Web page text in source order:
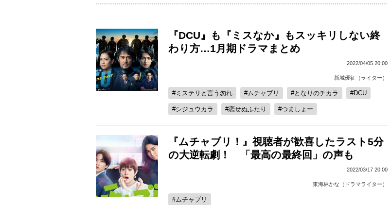
『DCU』も『ミスなか』もスッキリしない終
わり方…1月期ドラマまとめ
2022/04/05 20:00
新城優征（ライター）
ミステリと言う勿れ ムチャブリ となりのチカラ DCU
シジュウカラ 恋せぬふたり つましょー
『ムチャブリ！』視聴者が歓喜したラスト5分
の大逆転劇！ 「最高の最終回」の声も
2022/03/17 20:00
東海林かな（ドラマライター）
ムチャブリ